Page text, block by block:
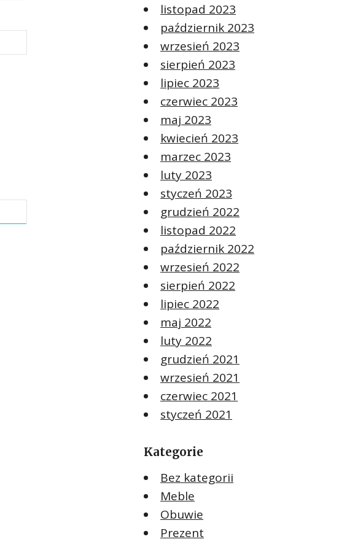
listopad 2023
październik 2023
wrzesień 2023
sierpień 2023
lipiec 2023
czerwiec 2023
maj 2023
kwiecień 2023
marzec 2023
luty 2023
styczeń 2023
grudzień 2022
listopad 2022
październik 2022
wrzesień 2022
sierpień 2022
lipiec 2022
maj 2022
luty 2022
grudzień 2021
wrzesień 2021
czerwiec 2021
styczeń 2021
Kategorie
Bez kategorii
Meble
Obuwie
Prezent